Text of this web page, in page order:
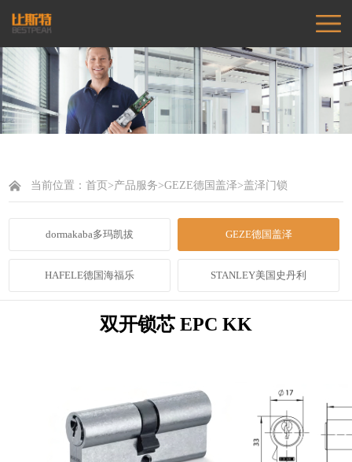
当前位置：首页 >产品服务>GEZE德国盖泽>盖泽门锁
dormakaba多玛凯拔 GEZE德国盖泽
HAFELE德国海福乐 STANLEY美国史丹利
双开锁芯 EPC KK